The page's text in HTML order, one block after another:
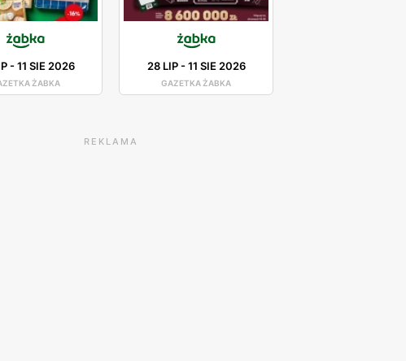
-11 SIE 2026
ŻABKA
28 LIP-11 SIE 2026
GAZETKA ŻABKA
REKLAMA